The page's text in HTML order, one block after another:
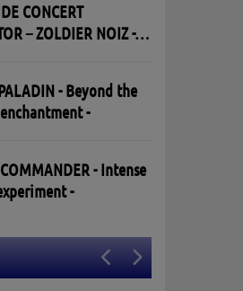
CONCERT
– ZOLDIER NOIZ -
- Beyond the
-
- Intense
-